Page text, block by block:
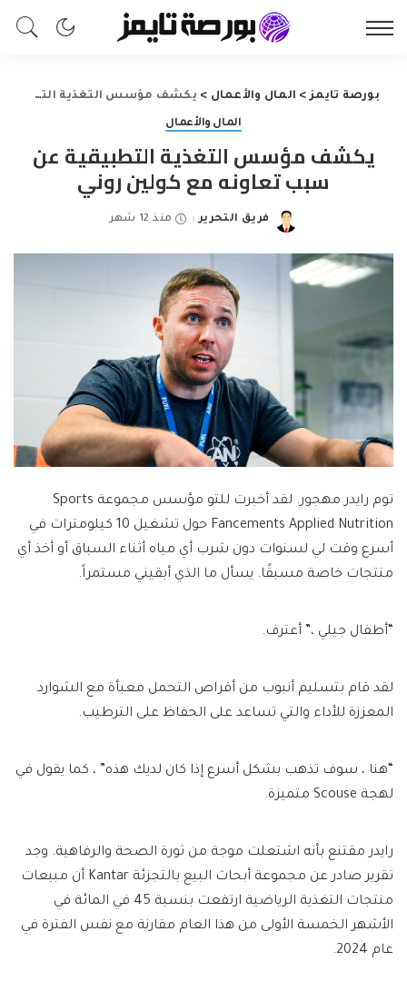
بورصة تايمز> المال والأعمال > يكشف مؤسس التغذية التطبيقية عن سبب تعاونه مع كولين روني
المال والأعمال
يكشف مؤسس التغذية التطبيقية عن
سبب تعاونه مع كولين روني
Posted
فريق التحرير منذ 12 شهر
توم رايدر مهجور. لقد أخبرت للتو مؤسس مجموعة Sports
Fancements Applied Nutrition حول تشغيل 10 كيلومترات في
أسرع وقت لي لسنوات دون شرب أي مياه أثناء السباق أو أخذ أي
منتجات خاصة مسبقًا. يسأل ما الذي أبقيني مستمراً.
“أطفال جيلي ،” أعترف.
لقد قام بتسليم أنبوب من أقراص التحمل معبأة مع الشوارد
المعززة للأداء والتي تساعد على الحفاظ على الترطيب.
“هنا ، سوف تذهب بشكل أسرع إذا كان لديك هذه” ، كما يقول في
لهجة Scouse متميزة.
رايدر مقتنع بأنه اشتعلت موجة من ثورة الصحة والرفاهية. وجد
تقرير صادر عن مجموعة أبحاث البيع بالتجزئة Kantar أن مبيعات
منتجات التغذية الرياضية ارتفعت بنسبة 45 في المائة في
الأشهر الخمسة الأولى من هذا العام مقارنة مع نفس الفترة في
عام 2024.